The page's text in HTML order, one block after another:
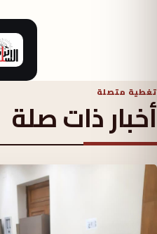
تغطية متصلة
أخبار ذات صلة